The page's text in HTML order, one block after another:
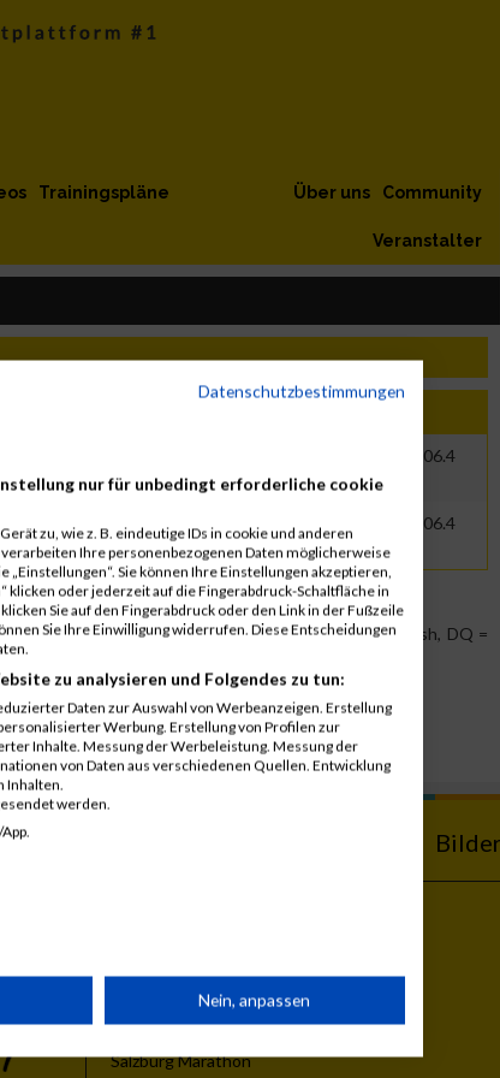
Trainingspläne Community
Über uns
Veranstalter
01:31:06.4
AUT 01:18:55.4 01:31:06.4
Position, DNS = Did not start, DNF = Did not finish, DQ =
Vienna City Marathon
Salzburg Marathon
Datenschutzbestimmungen
nur für unbedingt erforderliche cookie
zu, wie z. B. eindeutige IDs in cookie und anderen
Ihre personenbezogenen Daten möglicherweise
Sie können Ihre Einstellungen akzeptieren,
klicken oder jederzeit auf die Fingerabdruck-Schaltfläche in
Sie auf den Fingerabdruck oder den Link in der Fußzeile
Sie Ihre Einwilligung widerrufen. Diese Entscheidungen
zu analysieren und Folgendes zu tun:
Daten zur Auswahl von Werbeanzeigen. Erstellung
Werbung. Erstellung von Profilen zur
Inhalte. Messung der Werbeleistung. Messung der
von Daten aus verschiedenen Quellen. Entwicklung
Inhalten.
werden.
Nein, anpassen